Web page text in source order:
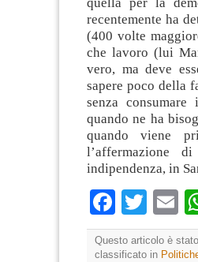
quella per la
recentemente ha
(400 volte
che lavoro (lui
vero, ma deve
sapere poco della
senza
quando ne ha
quando viene
l’affermazione
indipendenza, in
Questo articolo è
classificato in